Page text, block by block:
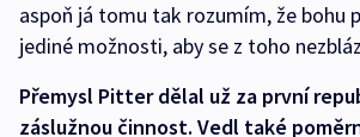
aspoň já tomu tak rozumím, že bohu
jediné možnosti, aby se z toho
Přemysl Pitter dělal už za první
záslužnou činnost. Vedl také